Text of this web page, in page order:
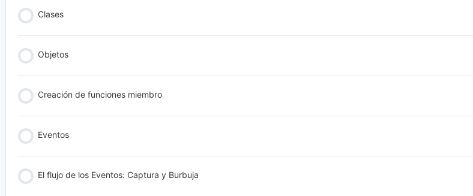
Clases
Objetos
Creación de funciones miembro
Eventos
El flujo de los Eventos: Captura y Burbuja